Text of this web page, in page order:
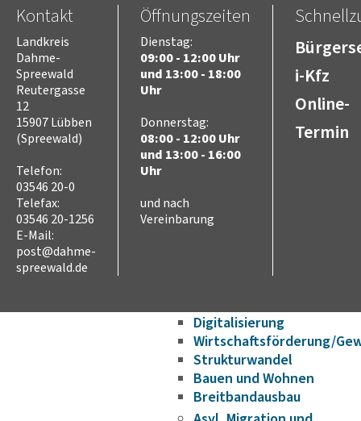
Wahlen
Karriere
Kreistag
Vorsitz des Kreistages
Rats- und
Niederschriften
Videoaufzeichnungen
Kreistag
Kinder
SchülerInnen
Bauen und Infrastruktur
Digitalisierung
Wirtschaftsförderung/
Strukturwandel
Bauen und Wohnen
Breitbandausbau
Kontakt
Landkreis
Dahme-
Spreewald
Reutergasse
12
15907 Lübben
(Spreewald)
Telefon:
03546 20-0
Telefax:
03546 20-1256
E-Mail:
post@dahme-
spreewald.de
Öffnungszeiten
Dienstag:
09:00 - 12:00 Uhr
und 13:00 - 18:00
Uhr
Donnerstag:
08:00 - 12:00 Uhr
und 13:00 - 16:00
Uhr
und nach
Vereinbarung
i-Kfz
Online-
Termin